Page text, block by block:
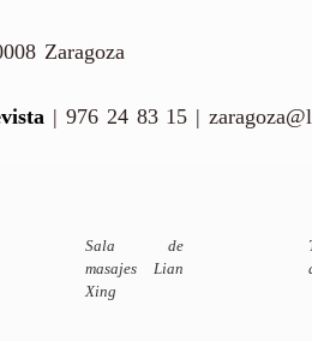
Zaragoza
| 976 24 83 15 |
Sala de
masajes Lian
Xing